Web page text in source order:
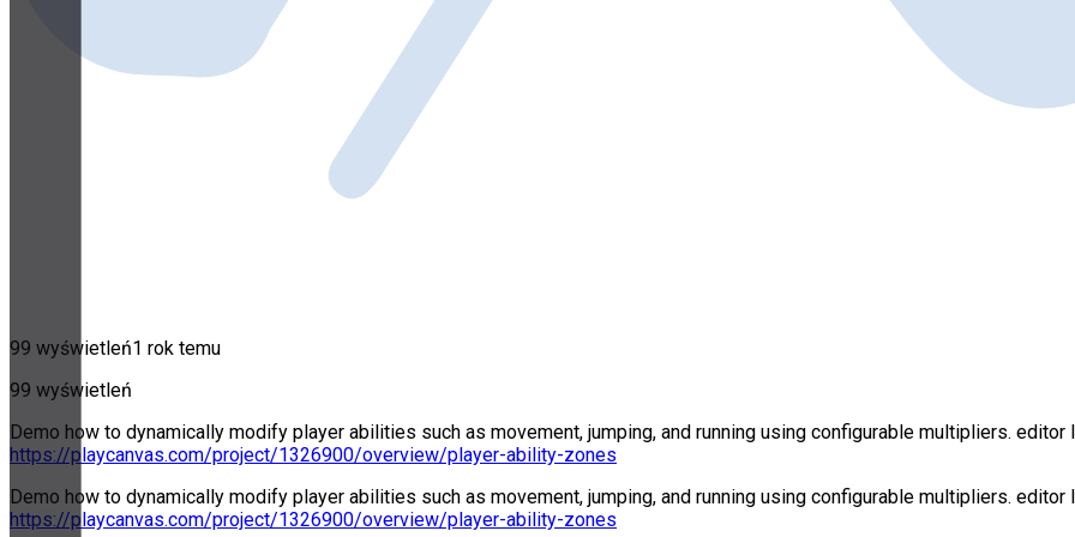
99 wyświetleń1 rok temu
99 wyświetleń
Demo how to dynamically modify player abilities such as movement, jumping, and running using configurable multipliers. editor
https://playcanvas.com/project/1326900/overview/player-ability-zones
Demo how to dynamically modify player abilities such as movement, jumping, and running using configurable multipliers. editor
https://playcanvas.com/project/1326900/overview/player-ability-zones